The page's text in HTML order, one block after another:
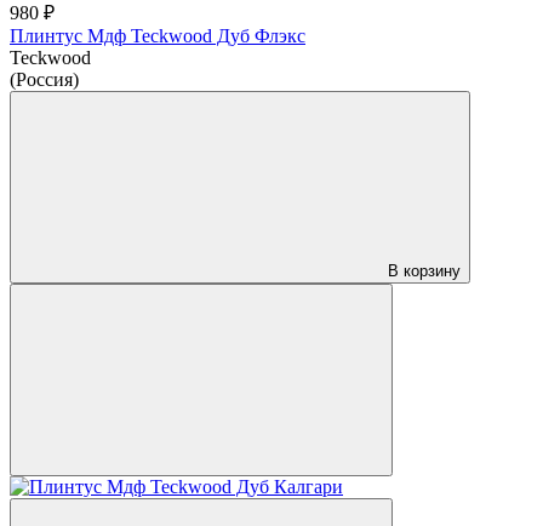
980 ₽
Плинтус Мдф Teckwood Дуб Флэкс
Teckwood
(Россия)
В корзину